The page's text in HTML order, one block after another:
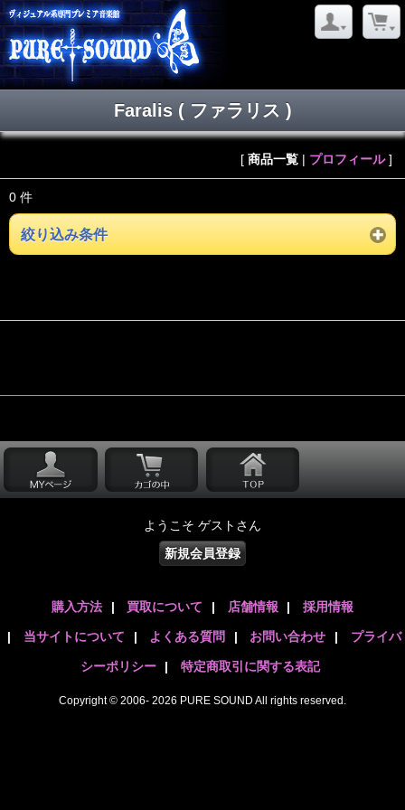
Faralis ( ファラリス )
[ 商品一覧 | プロフィール]
0 件
絞り込み条件
ようこそ ゲストさん
新規会員登録
購入方法 | 買取について | 店舗情報 | 採用情報
| 当サイトについて | よくある質問 | お問い合わせ | プライバ
シーポリシー | 特定商取引に関する表記
Copyright © 2006- 2026 PURE SOUND All rights reserved.